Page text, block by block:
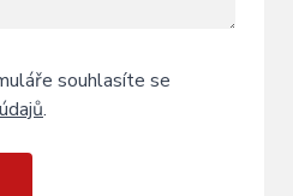
souhlasíte se
.